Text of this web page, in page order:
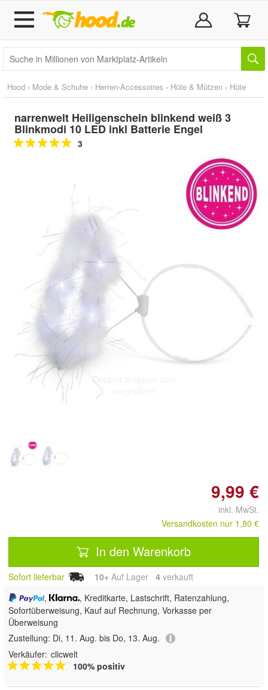
Hood › Mode & Schuhe › Herren-Accessoires › Hüte & Mützen › Hüte
narrenwelt Heiligenschein blinkend weiß 3
Blinkmodi 10 LED inkl Batterie Engel
3
Doppelt antippen zum
9,99 €
inkl. MwSt.
Versandkosten nur 1,80 €
In den Warenkorb
Sofort lieferbar 10+ Auf Lager 4 verkauft
,
, Kreditkarte, Lastschrift, Ratenzahlung,
Sofortüberweisung, Kauf auf Rechnung, Vorkasse per
Überweisung
Zustellung: Di, 11. Aug. bis Do, 13. Aug.
Verkäufer: clicwelt
100% positiv